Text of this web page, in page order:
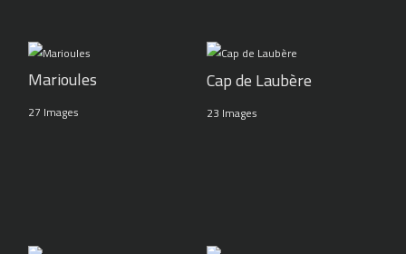
Marioules
27 Images
Cap de Laubère
23 Images